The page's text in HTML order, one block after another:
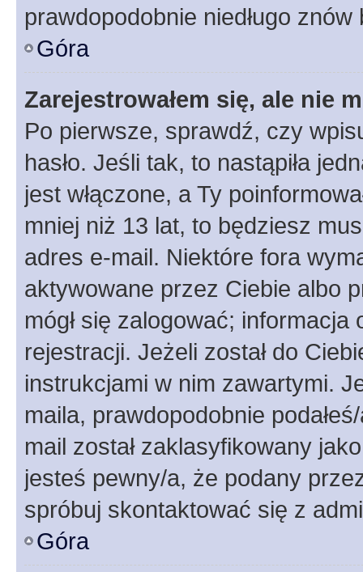
prawdopodobnie niedługo
Góra
Zarejestrowałem się, ale nie
Po pierwsze, sprawdź, czy
hasło. Jeśli tak, to nastąpiła
jest włączone, a Ty
mniej niż 13 lat, to będziesz
adres e-mail. Niektóre fora
aktywowane przez Ciebie albo
mógł się zalogować;
rejestracji. Jeżeli został do
instrukcjami w nim zawartymi.
maila, prawdopodobnie
mail został zaklasyfikowany
jesteś pewny/a, że podany
spróbuj skontaktować się z
Góra